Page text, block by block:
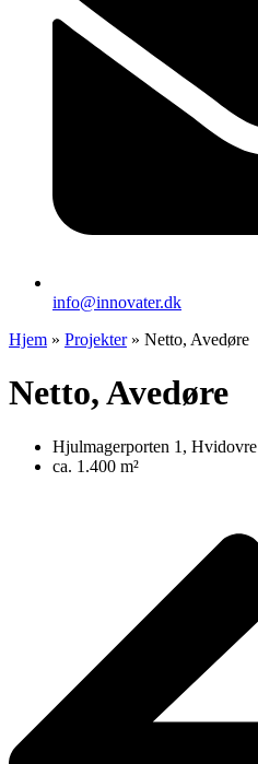
info@innovater.dk
Hjem » Projekter» Netto, Avedøre
Netto, Avedøre
Hjulmagerporten 1, Hvidovre
ca. 1.400 m²